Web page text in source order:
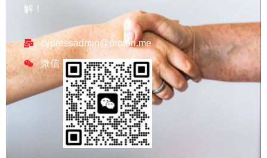
解！
cypressadmin@proton.me
微信